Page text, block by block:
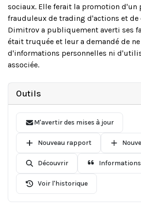
sociaux. Elle ferait la promotion d'un
frauduleux de trading d'actions et de
Dimitrov a publiquement averti ses
était truquée et leur a demandé de
d'informations personnelles ni
associée.
Outils
M'avertir des mises à jour
Nouveau rapport
Découvrir
Voir l'historique